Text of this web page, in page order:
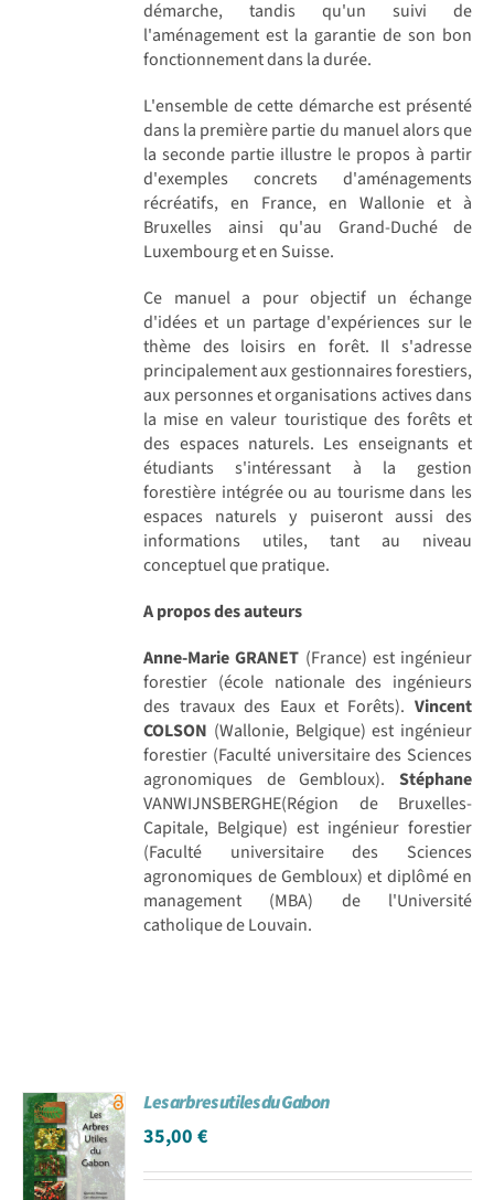
démarche, tandis qu'un suivi de
l'aménagement est la garantie de son bon
fonctionnement dans la durée.
L'ensemble de cette démarche est présenté
dans la première partie du manuel alors que
la seconde partie illustre le propos à partir
d'exemples concrets d'aménagements
récréatifs, en France, en Wallonie et à
Bruxelles ainsi qu'au Grand-Duché de
Luxembourg et en Suisse.
Ce manuel a pour objectif un échange
d'idées et un partage d'expériences sur le
thème des loisirs en forêt. Il s'adresse
principalement aux gestionnaires forestiers,
aux personnes et organisations actives dans
la mise en valeur touristique des forêts et
des espaces naturels. Les enseignants et
étudiants s'intéressant à la gestion
forestière intégrée ou au tourisme dans les
espaces naturels y puiseront aussi des
informations utiles, tant au niveau
conceptuel que pratique.
A propos des auteurs
Anne-Marie GRANET (France) est ingénieur
forestier (école nationale des ingénieurs
des travaux des Eaux et Forêts). Vincent
COLSON (Wallonie, Belgique) est ingénieur
forestier (Faculté universitaire des Sciences
agronomiques de Gembloux). Stéphane
VANWIJNSBERGHE(Région de Bruxelles-
Capitale, Belgique) est ingénieur forestier
(Faculté universitaire des Sciences
agronomiques de Gembloux) et diplômé en
management (MBA) de l'Université
catholique de Louvain.
Les arbres utiles du Gabon
35,00€